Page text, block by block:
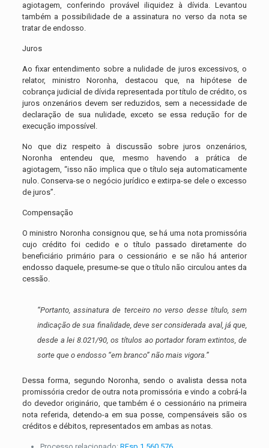
agiotagem, conferindo provável iliquidez à dívida. Levantou
também a possibilidade de a assinatura no verso da nota se
tratar de endosso.
Juros
Ao fixar entendimento sobre a nulidade de juros excessivos, o
relator, ministro Noronha, destacou que, na hipótese de
cobrança judicial de dívida representada por título de crédito, os
juros onzenários devem ser reduzidos, sem a necessidade de
declaração de sua nulidade, exceto se essa redução for de
execução impossível.
No que diz respeito à discussão sobre juros onzenários,
Noronha entendeu que, mesmo havendo a prática de
agiotagem, “isso não implica que o título seja automaticamente
nulo. Conserva-se o negócio jurídico e extirpa-se dele o excesso
de juros”.
Compensação
O ministro Noronha consignou que, se há uma nota promissória
cujo crédito foi cedido e o título passado diretamente do
beneficiário primário para o cessionário e se não há anterior
endosso daquele, presume-se que o título não circulou antes da
cessão.
“Portanto, assinatura de terceiro no verso desse título, sem
indicação de sua finalidade, deve ser considerada aval, já que,
desde alei 8.021/90, os títulos ao portador foram extintos, de
sorte que o endosso “em branco” não mais vigora.”
Dessa forma, segundo Noronha, sendo o avalista dessa nota
promissória credor de outra nota promissória e vindo a cobrá-la
do devedor originário, que também é o cessionário na primeira
nota referida, detendo-a em sua posse, compensáveis são os
créditos e débitos, representados em ambas as notas.